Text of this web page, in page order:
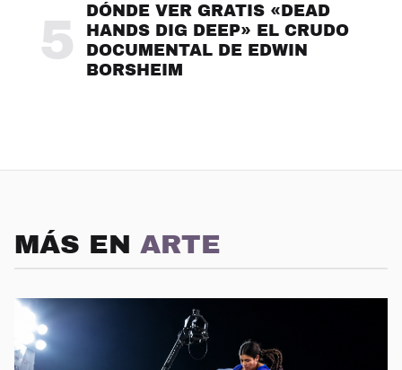
5
DÓNDE VER GRATIS «DEAD
HANDS DIG DEEP» EL CRUDO
DOCUMENTAL DE EDWIN
BORSHEIM
MÁS EN ARTE